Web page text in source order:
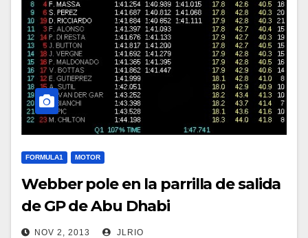
FORMULA1 MOTOR
Webber pole en la parrilla de salida
de GP de Abu Dhabi
NOV 2, 2013 JLRIO